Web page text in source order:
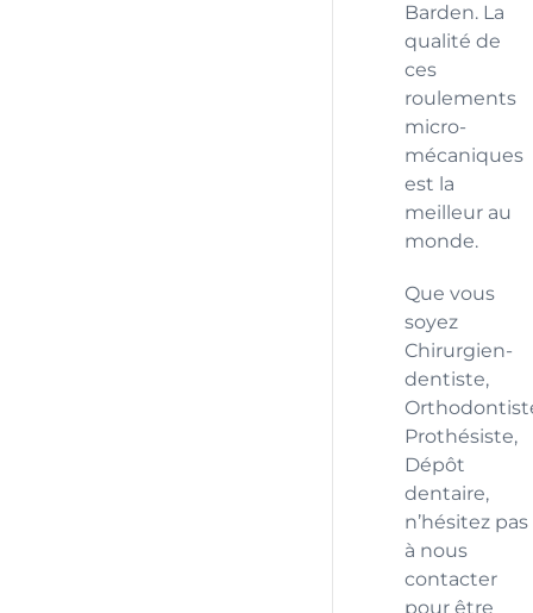
Barden. La
qualité de
ces
roulements
micro-
mécaniques
est la
meilleur au
monde.
Que vous
soyez
Chirurgien-
dentiste,
Prothésiste,
Dépôt
dentaire,
n’hésitez pas
à nous
contacter
pour être